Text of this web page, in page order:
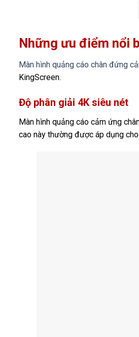
Những ưu điểm nổi
Màn hình quảng cáo chân đứng
KingScreen.
Độ phân giải 4K siêu nét
Màn hình quảng cáo cảm ứng
cao này thường được áp dụng